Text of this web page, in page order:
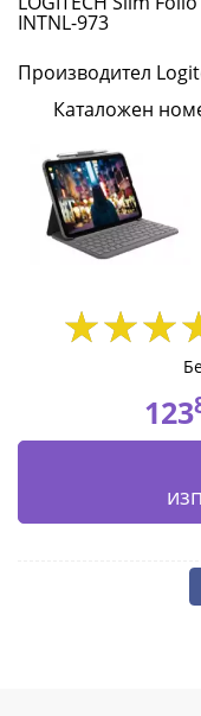
GREY
-
(US)
-
INTNL-
973
920-
INTNL-973
Производител
Каталожен
123